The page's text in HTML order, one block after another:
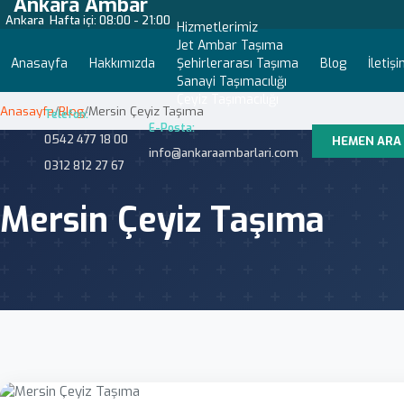
Ankara Hafta içi: 08:00 - 21:00
Anasayfa Hakkımızda
Hizmetlerimiz
Jet Ambar Taşıma
Şehirlerarası Taşıma
Sanayi Taşımacılığı
Blog
Telefon:
0542 477 18 00
0312 812 27 67
E-Posta:
info@ankaraambarlari.com
HEMEN ARA
Anasayfa/Blog/Mersin Çeyiz Taşıma
Mersin Çeyiz Taşıma